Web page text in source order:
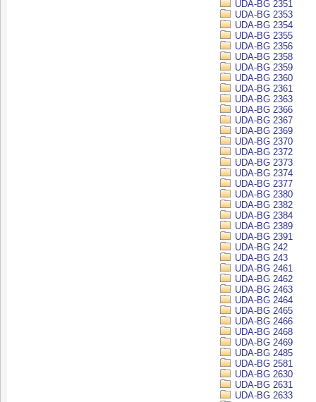
UDA-BG 2351
UDA-BG 2353
UDA-BG 2354
UDA-BG 2355
UDA-BG 2356
UDA-BG 2358
UDA-BG 2359
UDA-BG 2360
UDA-BG 2361
UDA-BG 2363
UDA-BG 2366
UDA-BG 2367
UDA-BG 2369
UDA-BG 2370
UDA-BG 2372
UDA-BG 2373
UDA-BG 2374
UDA-BG 2377
UDA-BG 2380
UDA-BG 2382
UDA-BG 2384
UDA-BG 2389
UDA-BG 2391
UDA-BG 242
UDA-BG 243
UDA-BG 2461
UDA-BG 2462
UDA-BG 2463
UDA-BG 2464
UDA-BG 2465
UDA-BG 2466
UDA-BG 2468
UDA-BG 2469
UDA-BG 2485
UDA-BG 2581
UDA-BG 2630
UDA-BG 2631
UDA-BG 2633